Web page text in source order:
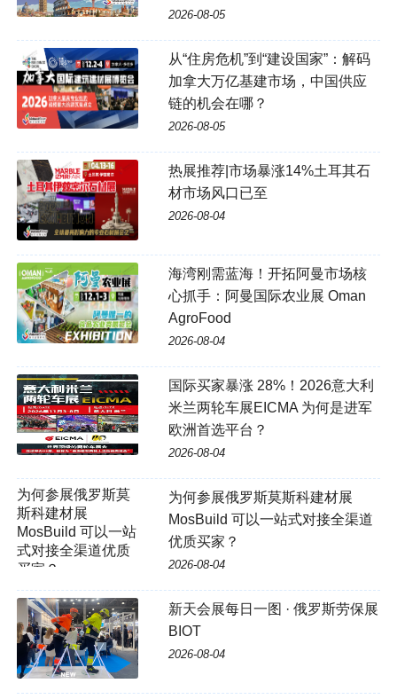
2026-08-05
从“住房危机”到“建设国家”：解码
加拿大万亿基建市场，中国供应
链的机会在哪？
2026-08-05
热展推荐|市场暴涨14%土耳其石
材市场风口已至
2026-08-04
海湾刚需蓝海！开拓阿曼市场核
心抓手：阿曼国际农业展 Oman
AgroFood
2026-08-04
国际买家暴涨 28%！2026意大利
米兰两轮车展EICMA 为何是进军
欧洲首选平台？
2026-08-04
为何参展俄罗斯莫斯科建材展
MosBuild 可以一站式对接全渠道
优质买家？
2026-08-04
新天会展每日一图 · 俄罗斯劳保展
BIOT
2026-08-04